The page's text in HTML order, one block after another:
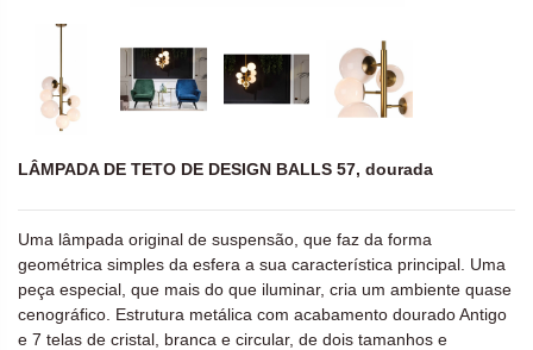
LÂMPADA DE TETO DE DESIGN BALLS 57, dourada
Uma lâmpada original de suspensão, que faz da forma
geométrica simples da esfera a sua característica principal. Uma
peça especial, que mais do que iluminar, cria um ambiente quase
cenográfico. Estrutura metálica com acabamento dourado Antigo
e 7 telas de cristal, branca e circular, de dois tamanhos e